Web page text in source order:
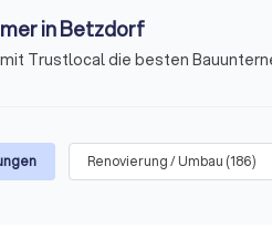
in Betzdorf
Trustlocal die besten
Renovierung / Umbau (186)